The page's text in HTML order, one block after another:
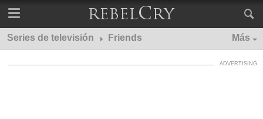
Series de televisión Friends Más